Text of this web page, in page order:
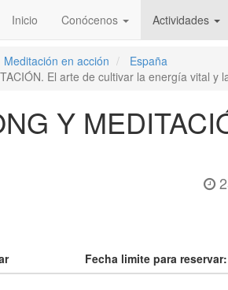
Inicio Conócenos Actividades
Meditación en acción
España
El arte de cultivar la energía vital y
Y
Fecha limite para reservar: